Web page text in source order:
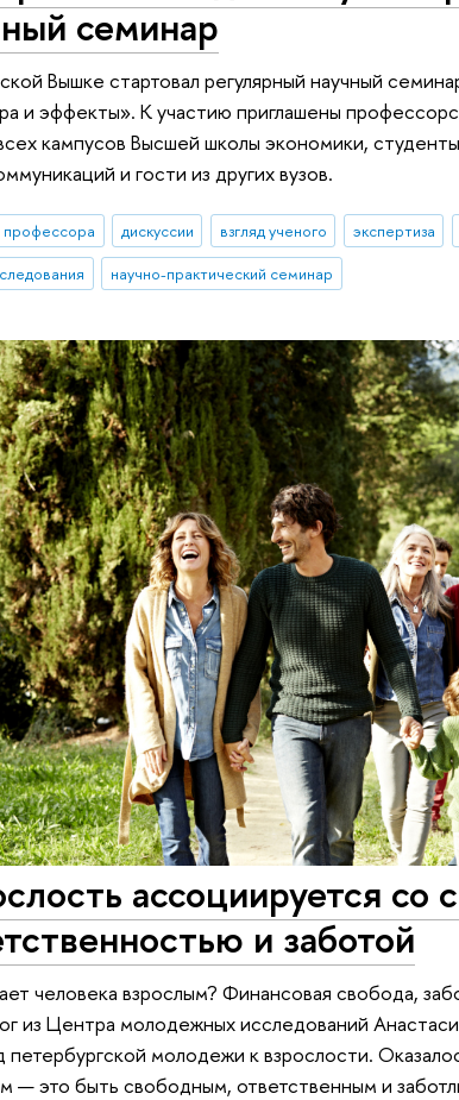
семинар
Вышке стартовал регулярный научный
и эффекты». К участию приглашены
кампусов Высшей школы экономики,
и гости из других вузов.
профессора дискуссии взгляд ученого экспертиза
научно-практический семинар
ассоциируется со
и заботой
человека взрослым? Финансовая свобода,
из Центра молодежных исследований
петербургской молодежи к взрослости.
— это быть свободным, ответственным и